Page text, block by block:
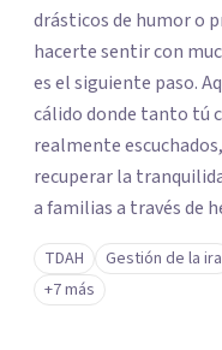
drásticos de humor o
hacerte sentir con
es el siguiente paso.
cálido donde tanto tú
realmente
recuperar la tranquilidad en casa. Me
a familias a través de
adaptadas a la edad
etiquetas y los
centra en entender las
TDAH Gestión de la ira
+7 más